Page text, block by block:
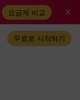
요금제 비교
무료로 시작하기